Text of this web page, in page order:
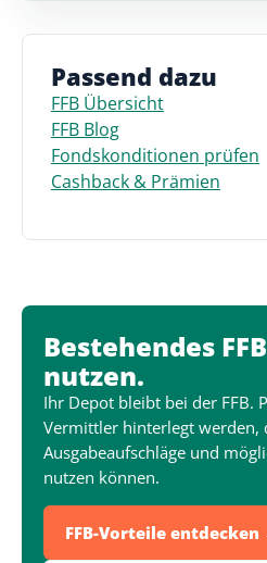
Passend dazu
FFB Übersicht
FFB Blog
Fondskonditionen prüfen
Cashback & Prämien
Bestehendes
nutzen.
Ihr Depot bleibt bei der FFB.
Vermittler hinterlegt werden,
Ausgabeaufschläge und
nutzen können.
FFB-Vorteile entdecken